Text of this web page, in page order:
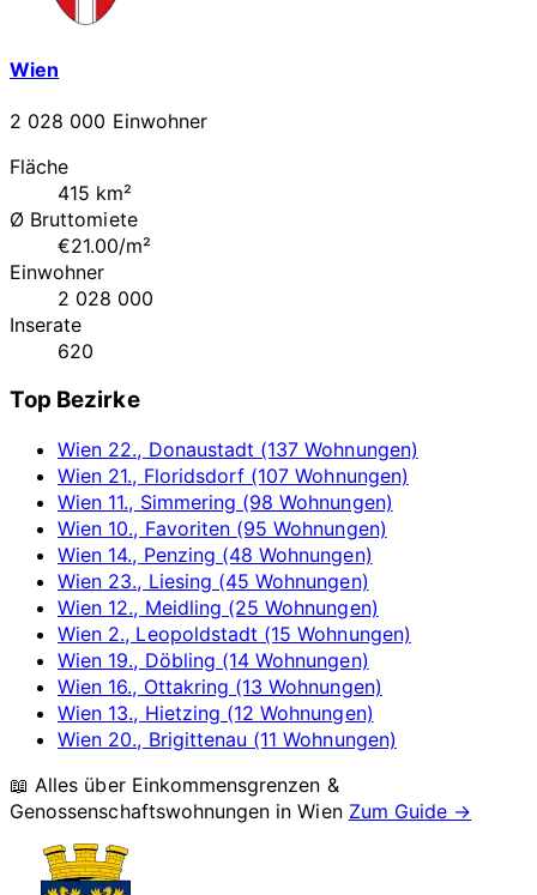
Wien
2 028 000 Einwohner
Fläche
415 km²
Ø Bruttomiete
€21.00/m²
Einwohner
2 028 000
Inserate
620
Top Bezirke
Wien 22., Donaustadt (137 Wohnungen)
Wien 21., Floridsdorf (107 Wohnungen)
Wien 11., Simmering (98 Wohnungen)
Wien 10., Favoriten (95 Wohnungen)
Wien 14., Penzing (48 Wohnungen)
Wien 23., Liesing (45 Wohnungen)
Wien 12., Meidling (25 Wohnungen)
Wien 2., Leopoldstadt (15 Wohnungen)
Wien 19., Döbling (14 Wohnungen)
Wien 16., Ottakring (13 Wohnungen)
Wien 13., Hietzing (12 Wohnungen)
Wien 20., Brigittenau (11 Wohnungen)
📖 Alles über Einkommensgrenzen &
Genossenschaftswohnungen inWien Zum Guide →